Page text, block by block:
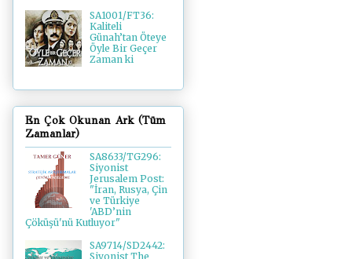
SA1001/FT36:
Kaliteli
Günah’tan Öteye
Öyle Bir Geçer
Zaman ki
En Çok Okunan Ark (Tüm
Zamanlar)
SA8633/TG296:
Siyonist
Jerusalem Post:
"İran, Rusya, Çin
ve Türkiye
'ABD’nin
Çöküşü'nü Kutluyor"
SA9714/SD2442:
Siyonist The